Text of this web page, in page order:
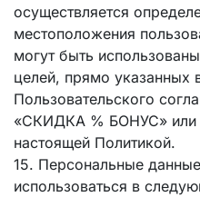
осуществляется
местоположения
могут быть
целей, прямо указанных
Пользовательского
«СКИДКА % БОНУС» или
настоящей Политикой.
15. Персональные
использоваться в